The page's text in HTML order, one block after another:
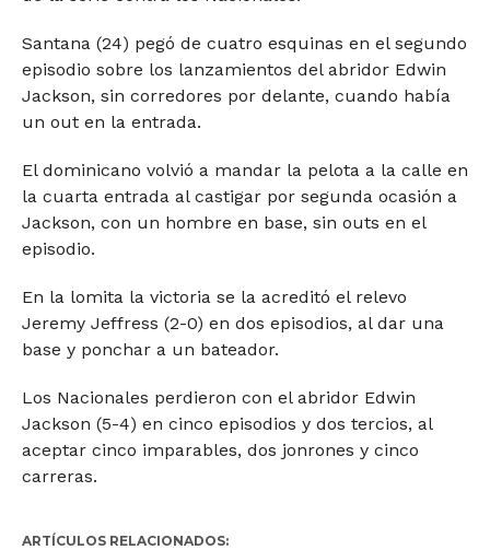
Santana (24) pegó de cuatro esquinas en el segundo
episodio sobre los lanzamientos del abridor Edwin
Jackson, sin corredores por delante, cuando había
un out en la entrada.
El dominicano volvió a mandar la pelota a la calle en
la cuarta entrada al castigar por segunda ocasión a
Jackson, con un hombre en base, sin outs en el
episodio.
En la lomita la victoria se la acreditó el relevo
Jeremy Jeffress (2-0) en dos episodios, al dar una
base y ponchar a un bateador.
Los Nacionales perdieron con el abridor Edwin
Jackson (5-4) en cinco episodios y dos tercios, al
aceptar cinco imparables, dos jonrones y cinco
carreras.
ARTÍCULOS RELACIONADOS: